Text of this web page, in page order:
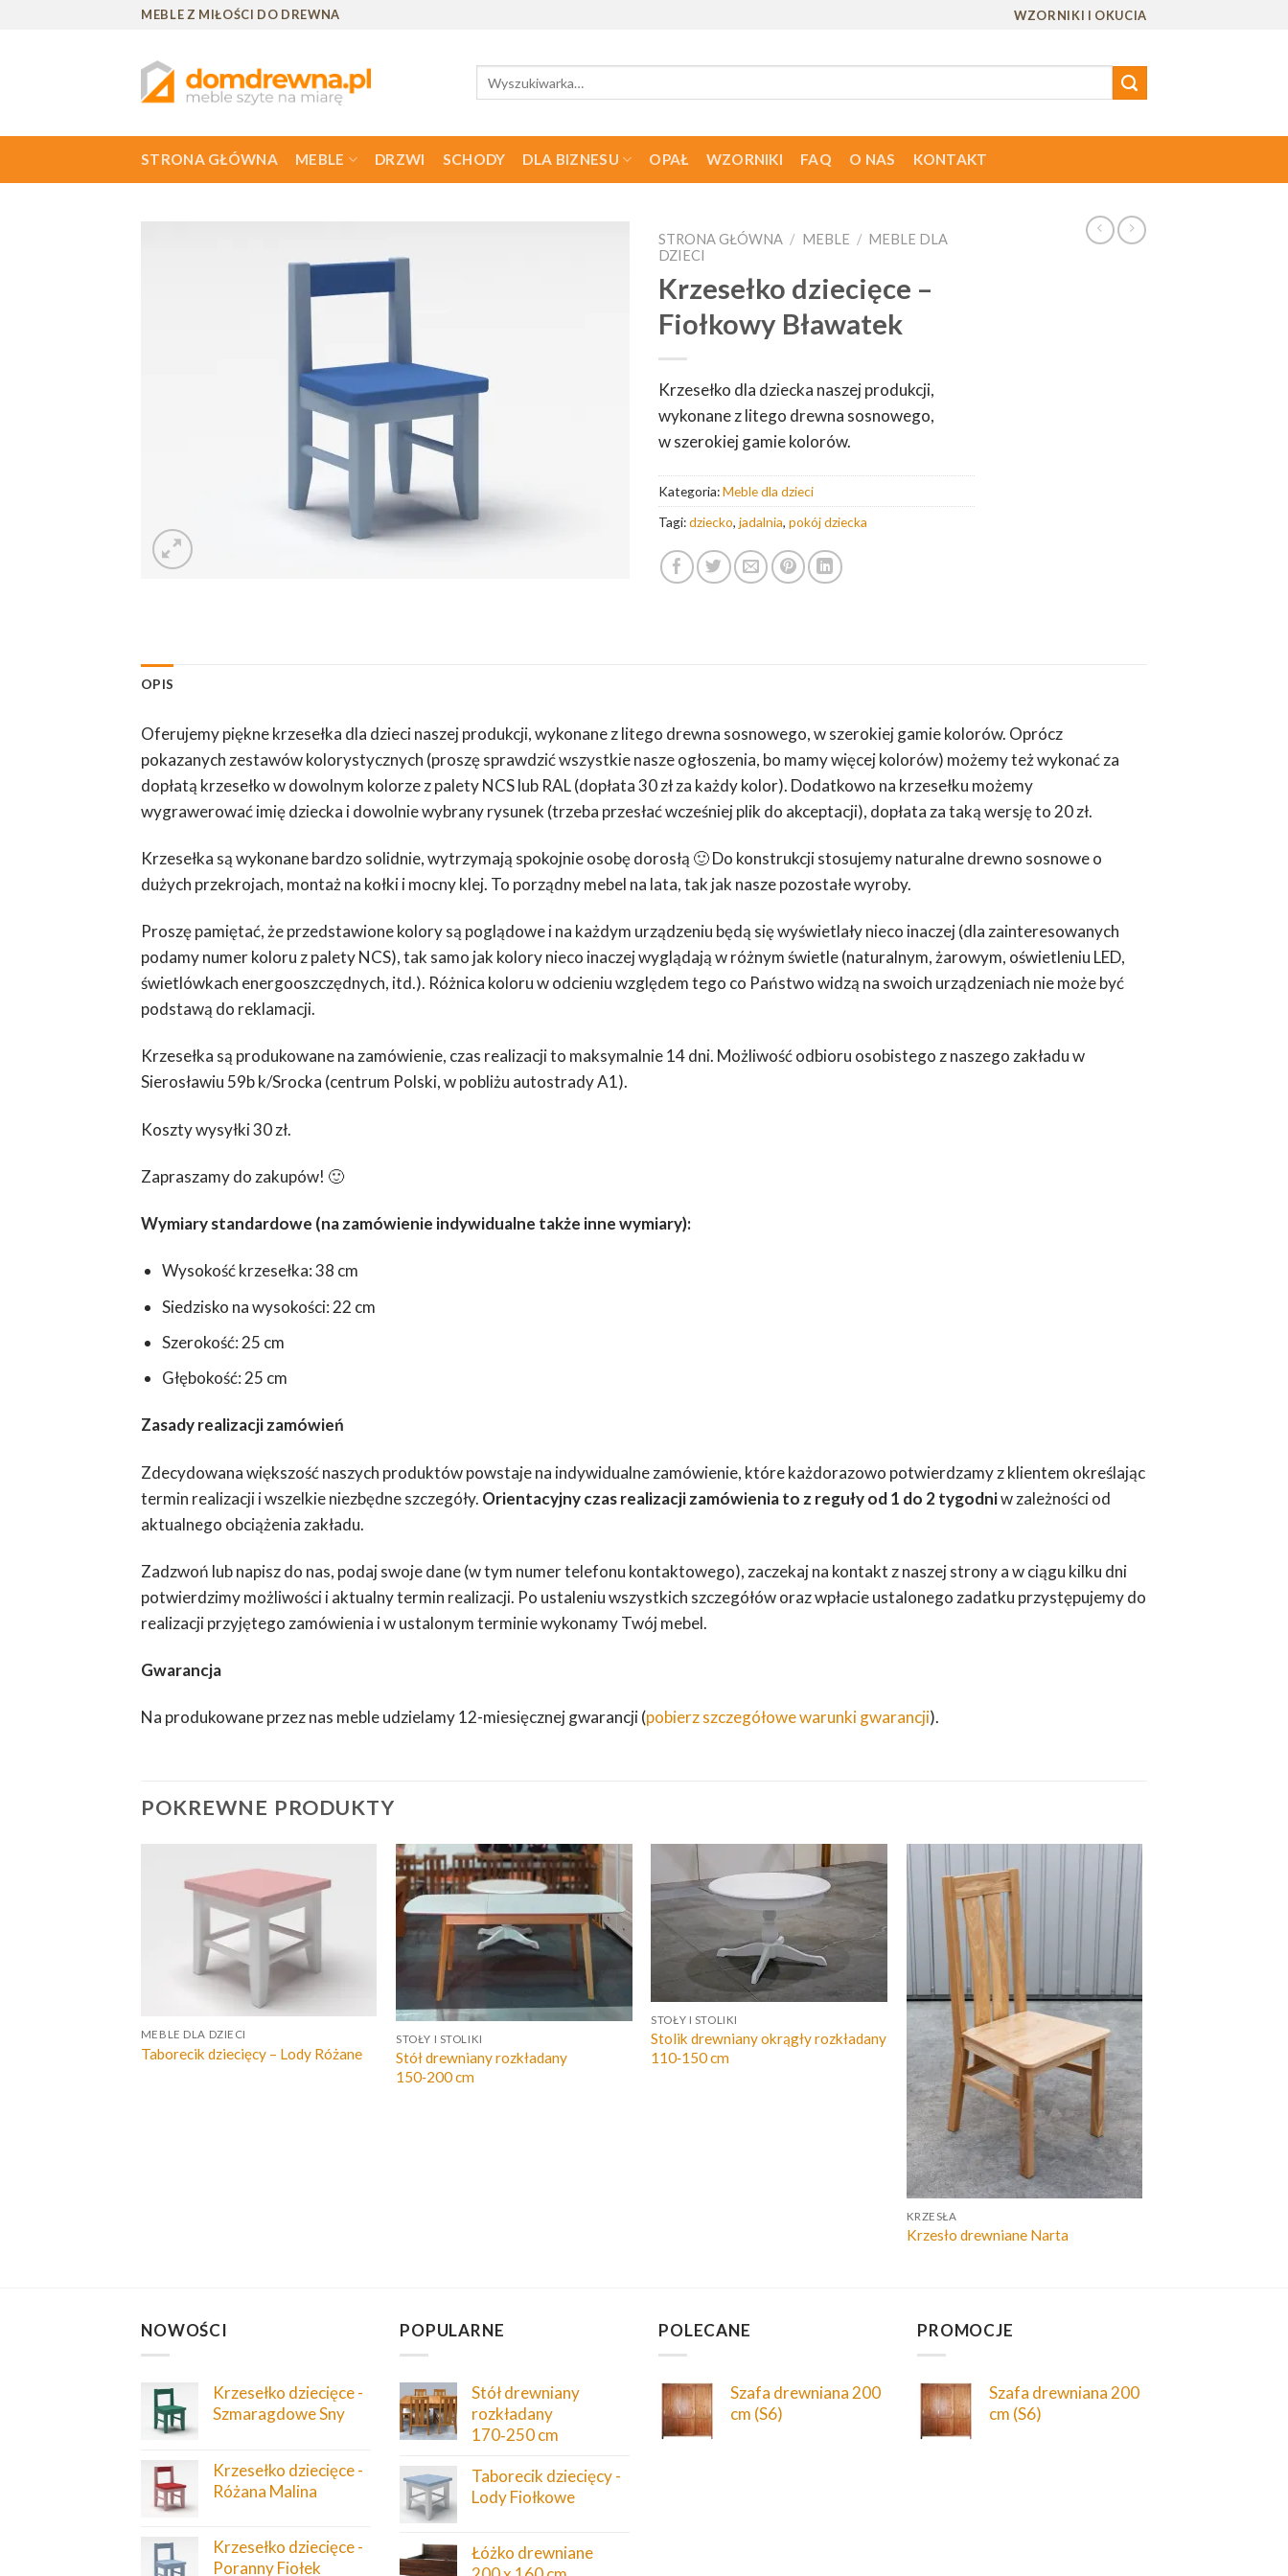
MEBLE Z MIŁOŚCI DO DREWNA WZORNIKI I OKUCIA
STRONA GŁÓWNA MEBLE DRZWI SCHODY DLA BIZNESU OPAŁ WZORNIKI FAQ O NAS KONTAKT
STRONA GŁÓWNA / MEBLE / MEBLE DLA
DZIECI
Krzesełko dziecięce –
Fiołkowy Bławatek
Krzesełko dla dziecka naszej produkcji,
wykonane z litego drewna sosnowego,
w szerokiej gamie kolorów.
Kategoria:Meble dla dzieci
Tagi:dziecko, jadalnia, pokój dziecka
OPIS
Oferujemy piękne krzesełka dla dzieci naszej produkcji, wykonane z litego drewna sosnowego, w szerokiej gamie kolorów. Oprócz
pokazanych zestawów kolorystycznych (proszę sprawdzić wszystkie nasze ogłoszenia, bo mamy więcej kolorów) możemy też wykonać za
dopłatą krzesełko w dowolnym kolorze z palety NCS lub RAL (dopłata 30 zł za każdy kolor). Dodatkowo na krzesełku możemy
wygrawerować imię dziecka i dowolnie wybrany rysunek (trzeba przesłać wcześniej plik do akceptacji), dopłata za taką wersję to 20 zł.
Krzesełka są wykonane bardzo solidnie, wytrzymają spokojnie osobę dorosłą 🙂 Do konstrukcji stosujemy naturalne drewno sosnowe o
dużych przekrojach, montaż na kołki i mocny klej. To porządny mebel na lata, tak jak nasze pozostałe wyroby.
Proszę pamiętać, że przedstawione kolory są poglądowe i na każdym urządzeniu będą się wyświetlały nieco inaczej (dla zainteresowanych
podamy numer koloru z palety NCS), tak samo jak kolory nieco inaczej wyglądają w różnym świetle (naturalnym, żarowym, oświetleniu LED,
świetlówkach energooszczędnych, itd.). Różnica koloru w odcieniu względem tego co Państwo widzą na swoich urządzeniach nie może być
podstawą do reklamacji.
Krzesełka są produkowane na zamówienie, czas realizacji to maksymalnie 14 dni. Możliwość odbioru osobistego z naszego zakładu w
Sierosławiu 59b k/Srocka (centrum Polski, w pobliżu autostrady A1).
Koszty wysyłki 30 zł.
Zapraszamy do zakupów! 🙂
Wymiary standardowe (na zamówienie indywidualne także inne wymiary):
Wysokość krzesełka: 38 cm
Siedzisko na wysokości: 22 cm
Szerokość: 25 cm
Głębokość: 25 cm
Zasady realizacji zamówień
Zdecydowana większość naszych produktów powstaje na indywidualne zamówienie, które każdorazowo potwierdzamy z klientem określając
termin realizacji i wszelkie niezbędne szczegóły. Orientacyjny czas realizacji zamówienia to z reguły od 1 do 2 tygodniw zależności od
aktualnego obciążenia zakładu.
Zadzwoń lub napisz do nas, podaj swoje dane (w tym numer telefonu kontaktowego), zaczekaj na kontakt z naszej strony a w ciągu kilku dni
potwierdzimy możliwości i aktualny termin realizacji. Po ustaleniu wszystkich szczegółów oraz wpłacie ustalonego zadatku przystępujemy do
realizacji przyjętego zamówienia i w ustalonym terminie wykonamy Twój mebel.
Gwarancja
Na produkowane przez nas meble udzielamy 12-miesięcznej gwarancji (pobierz szczegółowe warunki gwarancji).
POKREWNE PRODUKTY
MEBLE DLA DZIECI
Taborecik dziecięcy – Lody Różane
STOŁY I STOLIKI
Stół drewniany rozkładany
150‑200 cm
STOŁY I STOLIKI
Stolik drewniany okrągły rozkładany
110‑150 cm
KRZESŁA
Krzesło drewniane Narta
NOWOŚCI
Krzesełko dziecięce -
Szmaragdowe Sny
Krzesełko dziecięce -
Różana Malina
Krzesełko dziecięce -
Poranny Fiołek
POPULARNE
Stół drewniany
rozkładany
170‑250 cm
Taborecik dziecięcy -
Lody Fiołkowe
Łóżko drewniane
POLECANE
Szafa drewniana 200
cm (S6)
PROMOCJE
Szafa drewniana 200
cm (S6)